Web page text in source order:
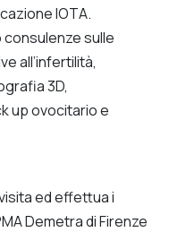
IOTA.
consulenze sulle
all’infertilità,
3D,
up ovocitario e
ed effettua i
Demetra di Firenze